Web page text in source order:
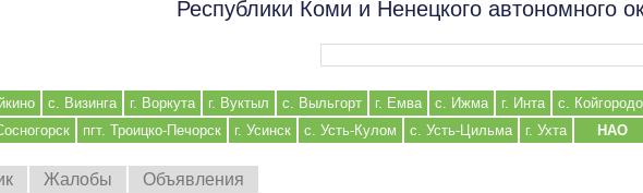
Республики Коми и Ненецкого автономного
с. Визинга г. Воркута г. Вуктыл с. Выльгорт г. Емва с. Ижма г. Инта с.
пгт. Троицко-Печорск г. Усинск с. Усть-Кулом с. Усть-Цильма г. Ухта НАО
Жалобы Объявления